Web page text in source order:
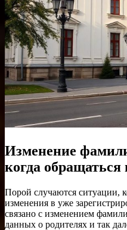
Изменение
когда
Порой случаются ситуации,
изменения в уже
связано с изменением
данных о родителях и так